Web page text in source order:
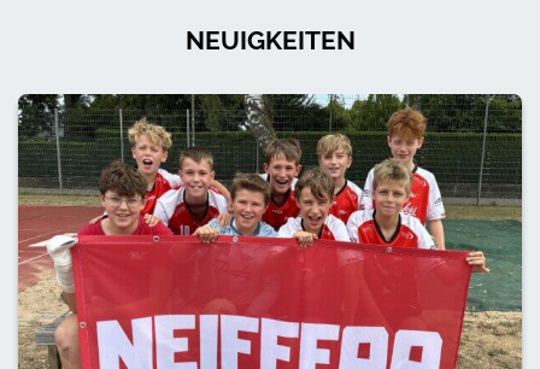
NEUIGKEITEN